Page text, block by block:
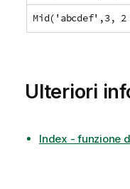
Mid('abcdef',3,
Ulteriori
Index - funzione